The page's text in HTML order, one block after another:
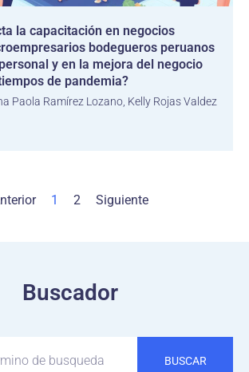
la capacitación en negocios
bodegueros peruanos
y en la mejora del negocio
de pandemia?
Paola Ramírez Lozano, Kelly Rojas Valdez
1 2 Siguiente
Buscador
BUSCAR